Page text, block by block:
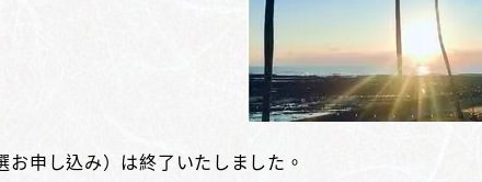
申し込み）は終了いたしました。